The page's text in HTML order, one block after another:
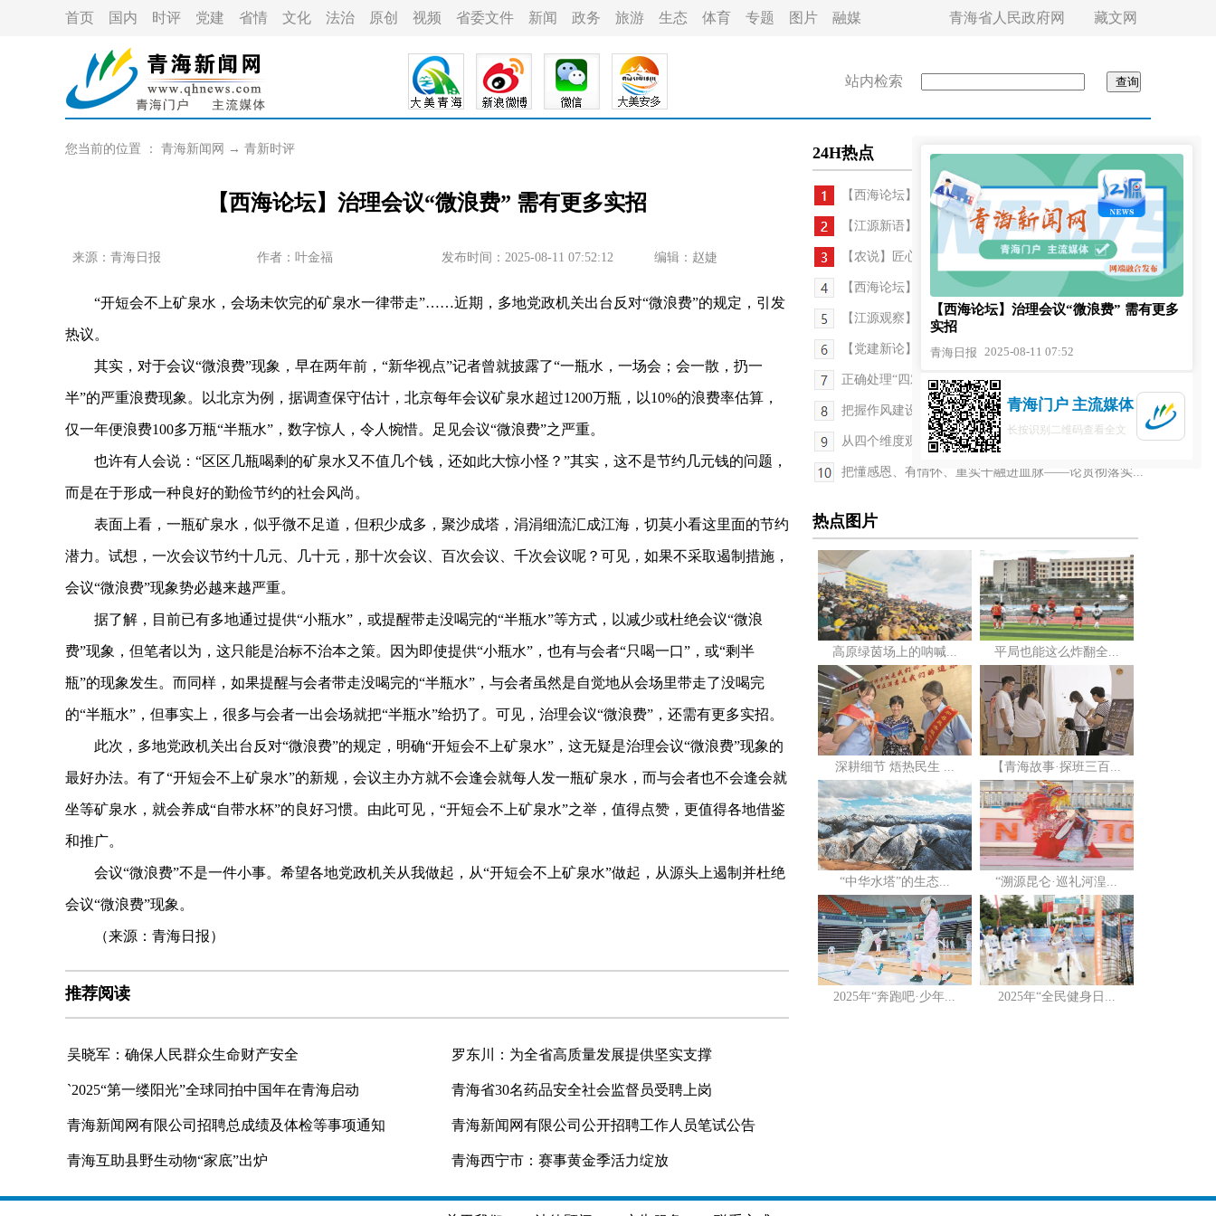
首页 国内 时评 党建 省情 文化 法治 原创 视频 省委文件 新闻 政务 旅游 生态 体育 专题 图片 融媒 青海省人民政府网 藏文网
站内检索
您当前的位置 ： 青海新闻网 → 青新时评
【西海论坛】治理会议“微浪费” 需有更多实招
来源：青海日报 作者： 叶金福 发布时间：2025-08-11 07:52:12 编辑：赵婕
“开短会不上矿泉水，会场未饮完的矿泉水一律带走”……近期，多地党政机关出台反对“微浪费”的规定，引发
热议。
其实，对于会议“微浪费”现象，早在两年前，“新华视点”记者曾就披露了“一瓶水，一场会；会一散，扔一
半”的严重浪费现象。以北京为例，据调查保守估计，北京每年会议矿泉水超过1200万瓶，以10%的浪费率估算，
仅一年便浪费100多万瓶“半瓶水”，数字惊人，令人惋惜。足见会议“微浪费”之严重。
也许有人会说：“区区几瓶喝剩的矿泉水又不值几个钱，还如此大惊小怪？”其实，这不是节约几元钱的问题，
而是在于形成一种良好的勤俭节约的社会风尚。
表面上看，一瓶矿泉水，似乎微不足道，但积少成多，聚沙成塔，涓涓细流汇成江海，切莫小看这里面的节约
潜力。试想，一次会议节约十几元、几十元，那十次会议、百次会议、千次会议呢？可见，如果不采取遏制措施，
会议“微浪费”现象势必越来越严重。
据了解，目前已有多地通过提供“小瓶水”，或提醒带走没喝完的“半瓶水”等方式，以减少或杜绝会议“微浪
费”现象，但笔者以为，这只能是治标不治本之策。因为即使提供“小瓶水”，也有与会者“只喝一口”，或“剩半
瓶”的现象发生。而同样，如果提醒与会者带走没喝完的“半瓶水”，与会者虽然是自觉地从会场里带走了没喝完
的“半瓶水”，但事实上，很多与会者一出会场就把“半瓶水”给扔了。可见，治理会议“微浪费”，还需有更多实招。
此次，多地党政机关出台反对“微浪费”的规定，明确“开短会不上矿泉水”，这无疑是治理会议“微浪费”现象的
最好办法。有了“开短会不上矿泉水”的新规，会议主办方就不会逢会就每人发一瓶矿泉水，而与会者也不会逢会就
坐等矿泉水，就会养成“自带水杯”的良好习惯。由此可见，“开短会不上矿泉水”之举，值得点赞，更值得各地借鉴
和推广。
会议“微浪费”不是一件小事。希望各地党政机关从我做起，从“开短会不上矿泉水”做起，从源头上遏制并杜绝
会议“微浪费”现象。
（来源：青海日报）
推荐阅读
吴晓军：确保人民群众生命财产安全 罗东川：为全省高质量发展提供坚实支撑
`2025“第一缕阳光”全球同拍中国年在青海启动 青海省30名药品安全社会监督员受聘上岗
青海新闻网有限公司招聘总成绩及体检等事项通知 青海新闻网有限公司公开招聘工作人员笔试公告
青海互助县野生动物“家底”出炉 青海西宁市：赛事黄金季活力绽放
24H热点
【西海论坛】治理会议“微浪费” 需有更多实招
【江源新语】对产业之“变”要有敏锐嗅觉
【农说】匠心守拙铸品质
【西海论坛】用干部“作为”精度丈量民生“幸福”暖度
【江源观察】拓宽青海生态价值转化路径
【党建新论】夯实执政根基，凝聚民族地区发展合力
正确处理“四对关系” 持续提升作风成效——论贯彻...
把握作风建设内在本质 认真解决“四个认识问题”—...
从四个维度观大势 以过硬作风担使命——论贯彻落实...
把懂感恩、有情怀、重实干融进血脉——论贯彻落实...
热点图片
高原绿茵场上的呐喊... 平局也能这么炸翻全...
深耕细节 焐热民生 ... 【青海故事·探班三百...
“中华水塔”的生态... “溯源昆仑·巡礼河湟...
2025年“奔跑吧·少年... 2025年“全民健身日...
【西海论坛】治理会议“微浪费” 需有更多
实招
青海日报 2025-08-11 07:52
青海门户 主流媒体
长按识别二维码查看全文